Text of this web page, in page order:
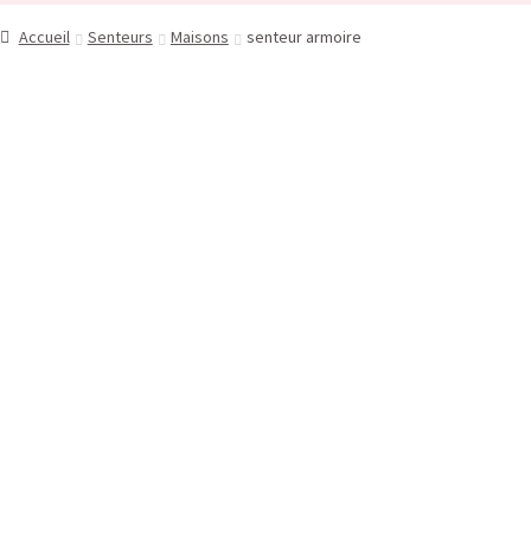
Accueil Senteurs Maisons senteur armoire